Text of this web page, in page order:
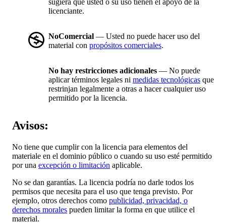
sugiera que usted o su uso tienen el apoyo de la
licenciante.
NoComercial — Usted no puede hacer uso del
material con propósitos comerciales.
No hay restricciones adicionales — No puede
aplicar términos legales ni medidas tecnológicas que
restrinjan legalmente a otras a hacer cualquier uso
permitido por la licencia.
Avisos:
No tiene que cumplir con la licencia para elementos del
materiale en el dominio público o cuando su uso esté permitido
por una excepción o limitación aplicable.
No se dan garantías. La licencia podría no darle todos los
permisos que necesita para el uso que tenga previsto. Por
ejemplo, otros derechos como publicidad, privacidad, o
derechos morales pueden limitar la forma en que utilice el
material.